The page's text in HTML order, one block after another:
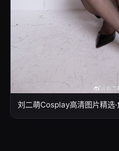
刘二萌Cosplay高清图片精选